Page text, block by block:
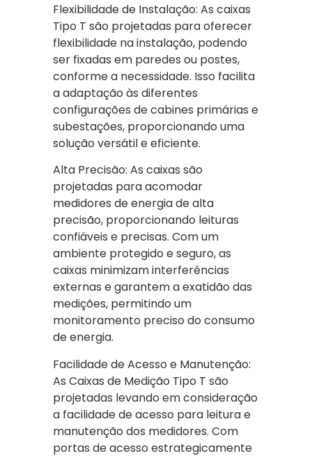
Flexibilidade de Instalação: As caixas
Tipo T são projetadas para oferecer
flexibilidade na instalação, podendo
ser fixadas em paredes ou postes,
conforme a necessidade. Isso facilita
a adaptação às diferentes
configurações de cabines primárias e
subestações, proporcionando uma
solução versátil e eficiente.
Alta Precisão: As caixas são
projetadas para acomodar
medidores de energia de alta
precisão, proporcionando leituras
confiáveis e precisas. Com um
ambiente protegido e seguro, as
caixas minimizam interferências
externas e garantem a exatidão das
medições, permitindo um
monitoramento preciso do consumo
de energia.
Facilidade de Acesso e Manutenção:
As Caixas de Medição Tipo T são
projetadas levando em consideração
a facilidade de acesso para leitura e
manutenção dos medidores. Com
portas de acesso estrategicamente